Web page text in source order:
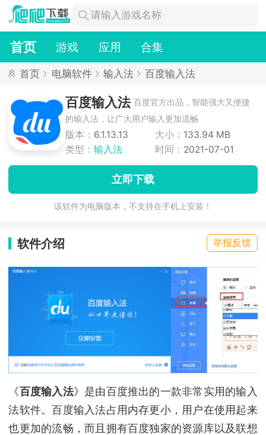
首页 游戏 应用 合集
首页 电脑软件 输入法 百度输入法
百度输入法 百度官方出品，智能强大又便捷
的输入法，让广大用户输入更加流畅
版本： 6.1.13.13 大小： 133.94 MB
类型： 输入法 时间： 2021-07-01
立即下载
该软件为电脑版本，不支持在手机上安装！
软件介绍 举报反馈
《百度输入法》是由百度推出的一款非常实用的输入
法软件。百度输入法占用内存更小，用户在使用起来
也更加的流畅，而且拥有百度独家的资源库以及联想